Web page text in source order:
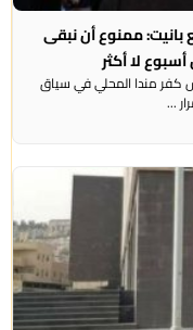
ممنوع أن نبقى
لا أكثر
مندا المحلي في سياق
...